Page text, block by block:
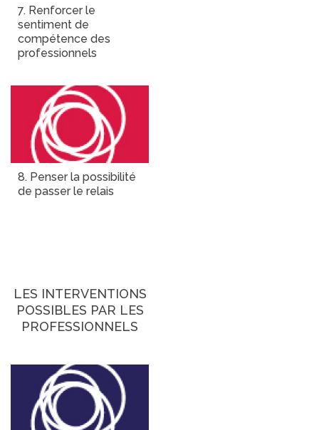
7. Renforcer le
sentiment de
compétence des
professionnels
8. Penser la possibilité
de passer le relais
LES INTERVENTIONS
POSSIBLES PAR LES
PROFESSIONNELS